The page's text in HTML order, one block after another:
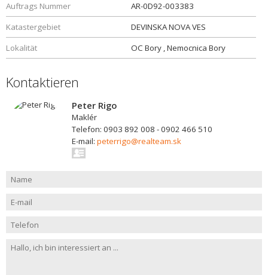
Auftrags Nummer
AR-0D92-003383
Katastergebiet
DEVINSKA NOVA VES
Lokalität
OC Bory , Nemocnica Bory
Kontaktieren
Peter Rigo
Maklér
Telefon: 0903 892 008 - 0902 466 510
E-mail: peterrigo@realteam.sk